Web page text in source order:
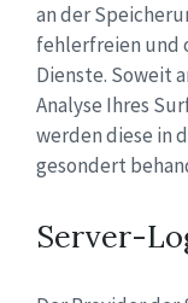
an der
fehlerfreien und
Dienste. Soweit
Analyse Ihres
werden diese in
gesondert
Server-